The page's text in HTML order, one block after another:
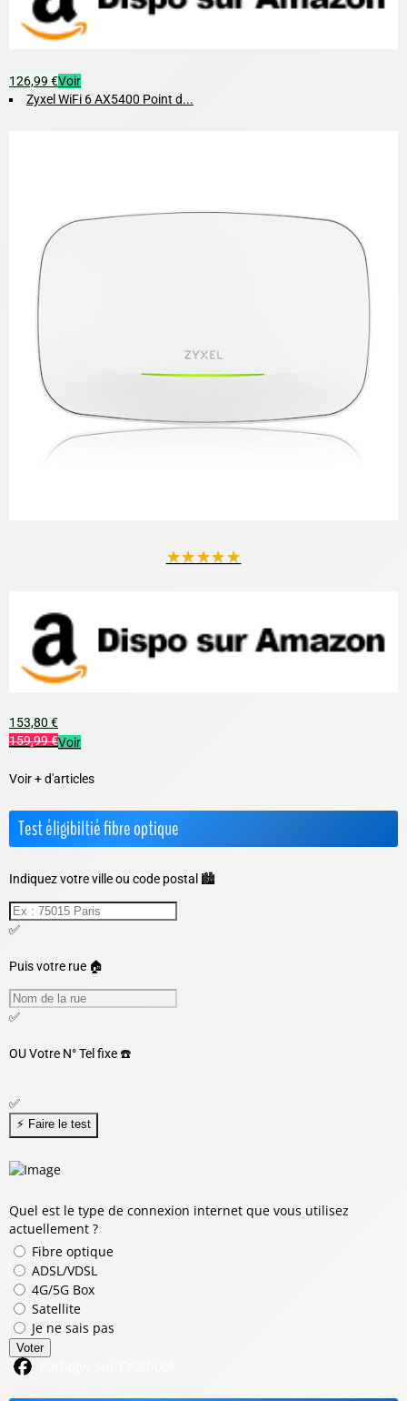
126,99 €Voir
Zyxel WiFi 6 AX5400 Point d...
★★★★★
153,80 €
159,99 €Voir
Voir + d'articles
Test éligibiltié fibre optique
Indiquez votre ville ou code postal 🏙️
✅
Puis votre rue 🏠
✅
OUVotre N° Tel fixe ☎️
✅
Quel est le type de connexion internet que vous utilisez
actuellement ?
Fibre optique
ADSL/VDSL
4G/5G Box
Satellite
Je ne sais pas
Voter